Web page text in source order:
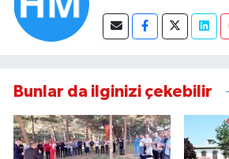
Bunlar da ilginizi çekebilir